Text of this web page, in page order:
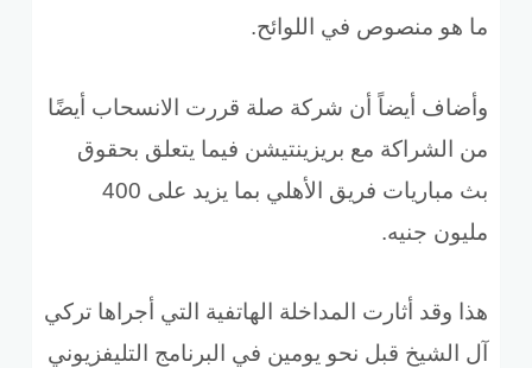
ما هو منصوص في اللوائح.
وأضاف أيضاً أن شركة صلة قررت الانسحاب أيضًا
من الشراكة مع بريزينتيشن فيما يتعلق بحقوق
بث مباريات فريق الأهلي بما يزيد على 400
مليون جنيه.
هذا وقد أثارت المداخلة الهاتفية التي أجراها تركي
آل الشيخ قبل نحو يومين في البرنامج التليفزيوني